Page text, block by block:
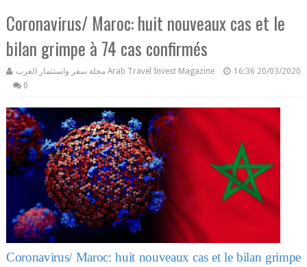
Coronavirus/ Maroc: huit nouveaux cas et le
bilan grimpe à 74 cas confirmés
مجلة سفر واستثمار العرب Arab Travel Invest Magazine 16:36 20/03/2020
0
Coronavirus/ Maroc: huit nouveaux cas et le bilan grimpe